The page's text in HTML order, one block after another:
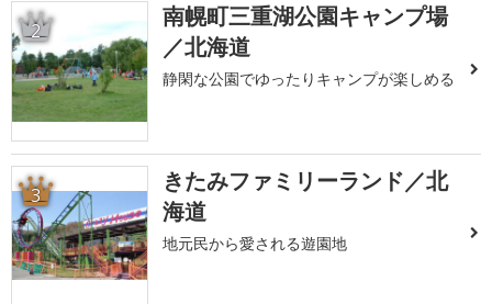
2
南幌町三重湖公園キャンプ場
／北海道
静閑な公園でゆったりキャンプが楽しめる
3
きたみファミリーランド／北
海道
地元民から愛される遊園地